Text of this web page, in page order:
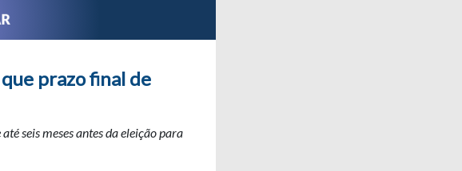
prazo final de
seis meses antes da eleição para